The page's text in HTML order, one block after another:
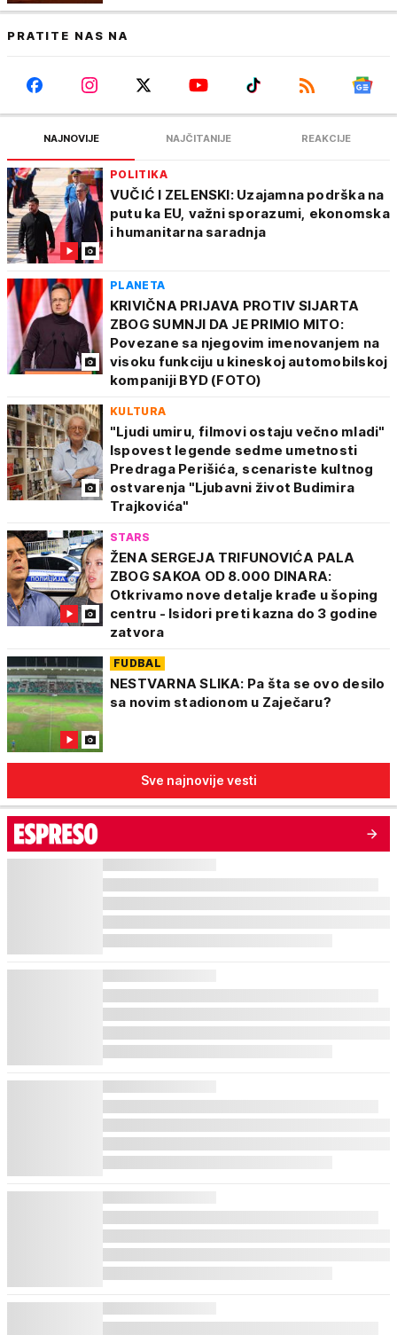
PRATITE NAS NA
NAJNOVIJE NAJČITANIJE REAKCIJE
POLITIKA
VUČIĆ I ZELENSKI: Uzajamna podrška na
putu ka EU, važni sporazumi, ekonomska
i humanitarna saradnja
PLANETA
KRIVIČNA PRIJAVA PROTIV SIJARTA
ZBOG SUMNJI DA JE PRIMIO MITO:
Povezane sa njegovim imenovanjem na
visoku funkciju u kineskoj automobilskoj
kompaniji BYD (FOTO)
KULTURA
"Ljudi umiru, filmovi ostaju večno mladi"
Ispovest legende sedme umetnosti
Predraga Perišića, scenariste kultnog
ostvarenja "Ljubavni život Budimira
Trajkovića"
STARS
ŽENA SERGEJA TRIFUNOVIĆA PALA
ZBOG SAKOA OD 8.000 DINARA:
Otkrivamo nove detalje krađe u šoping
centru - Isidori preti kazna do 3 godine
zatvora
FUDBAL
NESTVARNA SLIKA: Pa šta se ovo desilo
sa novim stadionom u Zaječaru?
Sve najnovije vesti